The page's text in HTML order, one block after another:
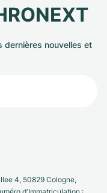
dernières nouvelles et
4, 50829 Cologne,